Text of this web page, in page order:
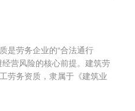
是劳务企业的“合法通行
营风险的核心前提。建筑劳
劳务资质，隶属于《建筑业